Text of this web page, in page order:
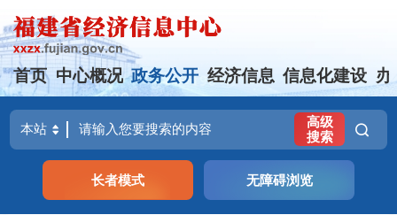
首页 中心概况 政务公开 经济信息 信息化建设 办
高级
搜索
长者模式 无障碍浏览